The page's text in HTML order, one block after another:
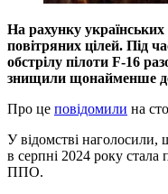
На рахунку
повітряних цілей. Під
обстрілу пілоти F-16
знищили щонайменше
Про це повідомили на
У відомстві наголосили,
в серпні 2024 року
ППО.